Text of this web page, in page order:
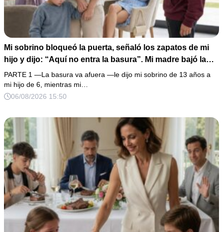
Mi sobrino bloqueó la puerta, señaló los zapatos de mi
hijo y dijo: “Aquí no entra la basura”. Mi madre bajó la
mirada y mi hermana siguió tomando café como si nada.
Yo asentí, abracé a mi niño y me fui sin reclamar. Pero al
cancelar el depósito mensual descubrí que llevaba años
de humillarlo.
PARTE 1 —La basura va afuera —le dijo mi sobrino de 13 años a
mi hijo de 6, mientras mi…
06/08/2026 15:50